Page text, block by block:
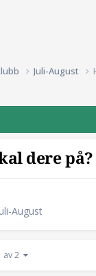
Juli-August
dere på?
August
av 2